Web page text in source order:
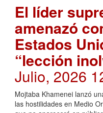
El líder
amenazó
Estados
“lección
Julio, 2026
Mojtaba Khamenei lanzó
las hostilidades en Medio